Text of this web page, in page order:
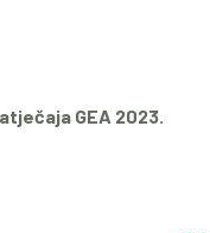
GEA 2023.